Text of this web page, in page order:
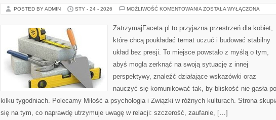
POSTED BY ADMIN STY - 24 - 2026 MOŻLIWOŚĆ KOMENTOWANIA RANDKOWANIE
ZOSTAŁA WYŁĄCZONA
ZatrzymajFaceta.pl to przyjazna przestrzeń dla kobiet,
które chcą poukładać temat uczuć i budować stabilny
układ bez presji. To miejsce powstało z myślą o tym,
abyś mogła zerknąć na swoją sytuację z innej
perspektywy, znaleźć działające wskazówki oraz
nauczyć się komunikować tak, by bliskość nie gasła po
kilku tygodniach. Polecamy Miłość a psychologia i Związki w różnych kulturach. Strona
się na tym, co naprawdę utrzymuje uwagę w relacji: szczerość, zaufanie, […]